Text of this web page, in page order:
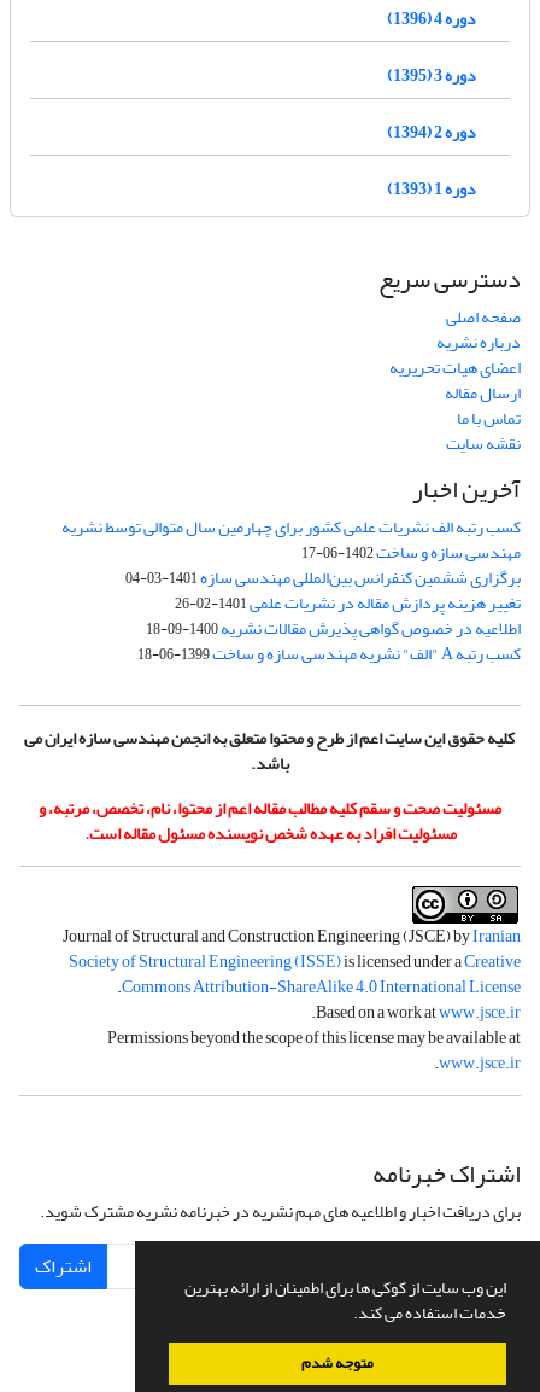
این وب سایت از کوکی ها برای اطمینان از ارائه بهترین
خدمات استفاده می کند.
متوجه شدم
دوره 4 (1396)
دوره 3 (1395)
دوره 2 (1394)
دوره 1 (1393)
دسترسی سریع
صفحه اصلی
درباره نشریه
اعضای هیات تحریریه
ارسال مقاله
تماس با ما
نقشه سایت
آخرین اخبار
کسب رتبه الف نشریات علمی کشور برای چهارمین سال متوالی توسط نشریه
مهندسی سازه و ساخت1402-06-17
برگزاری ششمین کنفرانس بین‌المللی مهندسی سازه1401-03-04
تغییر هزینه پردازش مقاله در نشریات علمی1401-02-26
اطلاعیه در خصوص گواهی پذیرش مقالات نشریه1400-09-18
کسب رتبه A "الف" نشریه مهندسی سازه و ساخت 1399-06-18
کلیه حقوق این سایت اعم از طرح و محتوا متعلق به انجمن مهندسی سازه ایران می
باشد.
مسئولیت صحت و سقم کلیه مطالب مقاله اعم از محتوا، نام، تخصص، مرتبه، و
مسئولیت افراد به عهده شخص نویسنده مسئول مقاله است.
Journal of Structural and Construction Engineering (JSCE) byIranian
Society of Structural Engineering (ISSE)is licensed under aCreative
Commons Attribution-ShareAlike 4.0 International License
.
Based on a work atwww.jsce.ir
.
Permissions beyond the scope of this license may be available at
www.jsce.ir
.
اشتراک خبرنامه
برای دریافت اخبار و اطلاعیه های مهم نشریه در خبرنامه نشریه مشترک شوید.
اشتراک
سامانه مدیریت نشریات علمی.طراحی و پیاده سازی ازسیناوب